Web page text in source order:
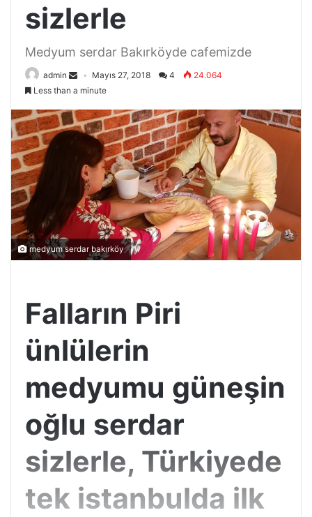
sizlerle
Medyum serdar Bakırköyde cafemizde
admin Mayıs 27, 2018 4
24.064
Less than a minute
medyum serdar bakırköy
Falların Piri
ünlülerin
medyumu güneşin
oğlu serdar
sizlerle, Türkiyede
tek istanbulda ilk